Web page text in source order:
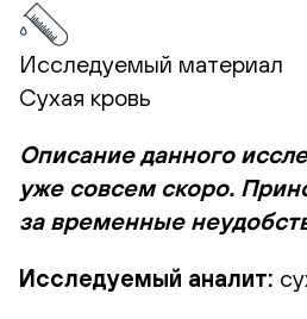
Исследуемый материал
Сухая кровь
Описание данного
уже совсем скоро.
за временные
Исследуемый аналит: